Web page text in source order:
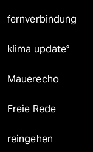
fernverbindung
klima update°
Mauerecho
Freie Rede
reingehen